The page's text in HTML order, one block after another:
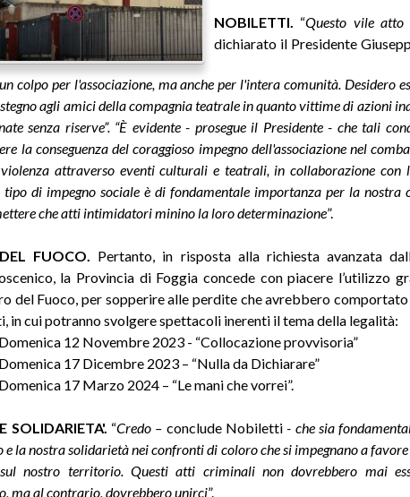
NOBILETTI. “Questo vile
dichiarato il Presidente
colpo per l'associazione, ma anche per l'intera comunità. Desidero
agli amici della compagnia teatrale in quanto vittime di azioni
senza riserve”. “È evidente - prosegue il Presidente - che tali
la conseguenza del coraggioso impegno dell'associazione nel
attraverso eventi culturali e teatrali, in collaborazione con
tipo di impegno sociale è di fondamentale importanza per la nostra
che atti intimidatori minino la loro determinazione”.
FUOCO.
Pertanto, in risposta alla richiesta avanzata
la Provincia di Foggia concede con piacere l’utilizzo
del Fuoco, per sopperire alle perdite che avrebbero
in cui potranno svolgere spettacoli inerenti il tema della legalità:
12 Novembre 2023 - “Collocazione provvisoria”
17 Dicembre 2023 – “Nulla da Dichiarare”
17 Marzo 2024 – “Le mani che vorrei”.
SOLIDARIETA'. “Credo – conclude Nobiletti - che sia
e la nostra solidarietà nei confronti di coloro che si impegnano a
nostro territorio. Questi atti criminali non dovrebbero mai
ma al contrario, dovrebbero unirci”.